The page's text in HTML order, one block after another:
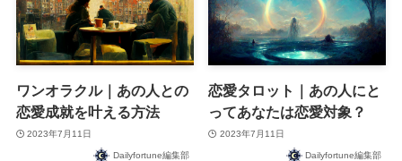
ワンオラクル｜あの人との
恋愛成就を叶える方法
2023年7月11日
Dailyfortune編集部
恋愛タロット｜あの人にと
ってあなたは恋愛対象？
2023年7月11日
Dailyfortune編集部